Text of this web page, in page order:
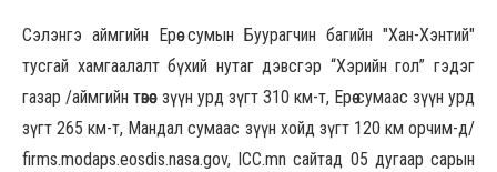
Сэлэнгэ аймгийн Ерөө сумын Буурагчин багийн "Хан-Хэнтий"
тусгай хамгаалалт бүхий нутаг дэвсгэр “Хэрийн гол” гэдэг
газар /аймгийн төвөөс зүүн урд зүгт 310 км-т, Ерөө сумаас зүүн урд
зүгт 265 км-т, Мандал сумаас зүүн хойд зүгт 120 км орчим-д/
firms.modaps.eosdis.nasa.gov, ICC.mn сайтад 05 дугаар сарын